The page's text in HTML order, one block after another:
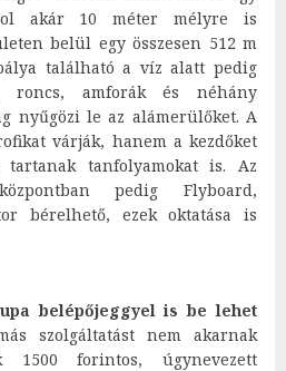
akár 10 méter mélyre is
belül egy összesen 512 m
található a víz alatt pedig
roncs, amforák és néhány
nyűgözi le az alámerülőket. A
várják, hanem a kezdőket
tanfolyamokat is. Az
pedig Flyboard,
bérelhető, ezek oktatása is
belépőjeggyel is be lehet
szolgáltatást nem akarnak
1500 forintos, úgynevezett